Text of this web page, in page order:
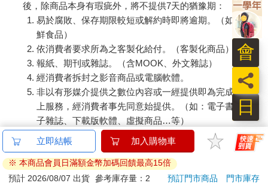
後，除商品本身有瑕疵外，將不提供7天的猶豫期：
易於腐敗、保存期限較短或解約時即將逾期。（如：生
鮮食品）
依消費者要求所為之客製化給付。（客製化商品）
報紙、期刊或雜誌。（含MOOK、外文雜誌）
經消費者拆封之影音商品或電腦軟體。
非以有形媒介提供之數位內容或一經提供即為完成之線
上服務，經消費者事先同意始提供。（如：電子書、電
子雜誌、下載版軟體、虛擬商品…等）
已拆封之個人衛生用品。（如：內衣褲、刮鬍刀、除毛
若非上列種類商品，均享有到貨7天的猶豫期（含例假
日）。
日
員
會